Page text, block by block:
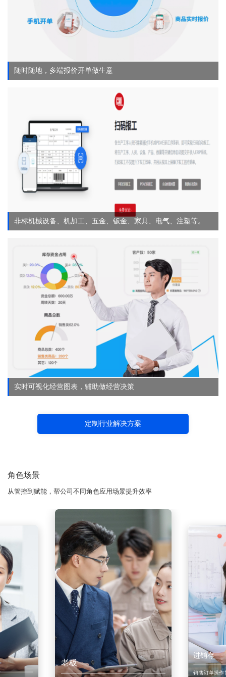
随时随地，多端报价开单做生意
非标机械设备、机加工、五金、钣金、家具、电气、注塑等。
实时可视化经营图表，辅助做经营决策
定制行业解决方案
角色场景
从管控到赋能，帮公司不同角色应用场景提升效率
老板
进销存
销售订单操作